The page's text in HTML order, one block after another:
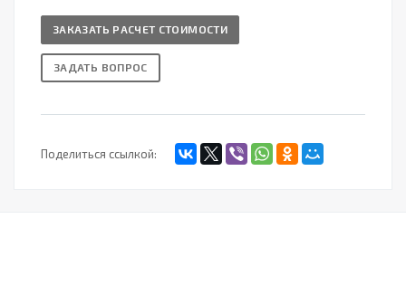
ЗАКАЗАТЬ РАСЧЕТ СТОИМОСТИ
ЗАДАТЬ ВОПРОС
Поделиться ссылкой: